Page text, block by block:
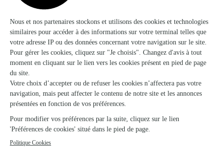
Ils ont fait livrer des fleurs ou une plante à
Sancheville
★
Livraison et bouquet parfait
Livraison et bouquet parfait
07/06/2026